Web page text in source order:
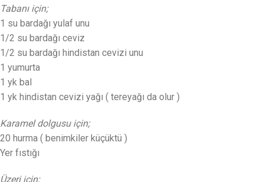
Tabanı için;
1 su bardağı yulaf unu
1/2 su bardağı ceviz
1/2 su bardağı hindistan cevizi unu
1 yumurta
1 yk bal
1 yk hindistan cevizi yağı ( tereyağı da olur )
Karamel dolgusu için;
20 hurma ( benimkiler küçüktü )
Yer fıstığı
Üzeri için;